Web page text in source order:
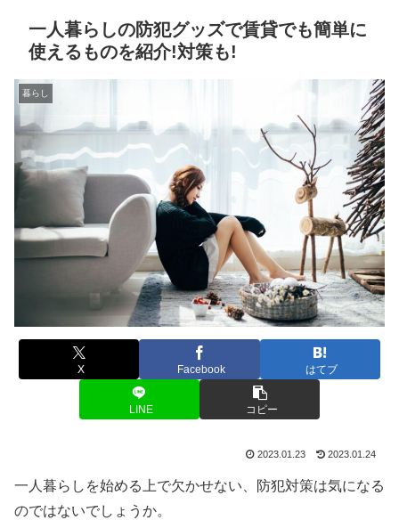
一人暮らしの防犯グッズで賃貸でも簡単に
使えるものを紹介!対策も!
暮らし
X Facebook はてブ
LINE コピー
2023.01.23 2023.01.24
一人暮らしを始める上で欠かせない、防犯対策は気になる
のではないでしょうか。